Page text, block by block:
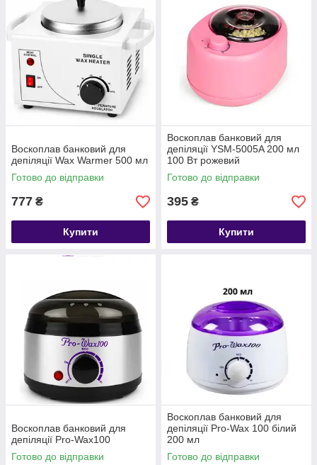
Воскоплав банковий для
депіляції Wax Warmer 500 мл
Готово до відправки
777 ₴
Купити
Воскоплав банковий для
депіляції YSM-5005A 200 мл
100 Вт рожевий
Готово до відправки
395 ₴
Купити
Воскоплав банковий для
депіляції Pro-Wax100
Готово до відправки
Воскоплав банковий для
депіляції Pro-Wax 100 білий
200 мл
Готово до відправки